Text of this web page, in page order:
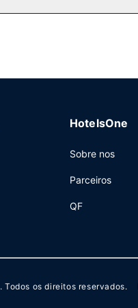
HotelsOne
Sobre nos
Parceiros
QF
. Todos os direitos reservados.